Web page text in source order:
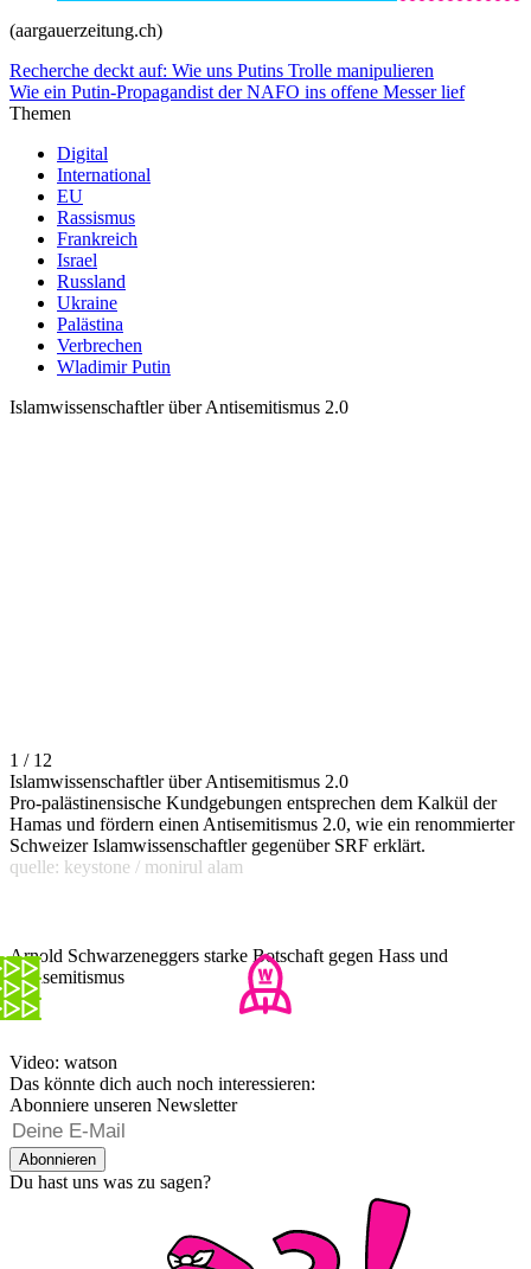
(aargauerzeitung.ch)
Recherche deckt auf: Wie uns Putins Trolle manipulieren
Wie ein Putin-Propagandist der NAFO ins offene Messer lief
Themen
Digital
International
EU
Rassismus
Frankreich
Israel
Russland
Ukraine
Palästina
Verbrechen
Wladimir Putin
Islamwissenschaftler über Antisemitismus 2.0
1 / 12
Islamwissenschaftler über Antisemitismus 2.0
Pro-palästinensische Kundgebungen entsprechen dem Kalkül der
Hamas und fördern einen Antisemitismus 2.0, wie ein renommierter
Schweizer Islamwissenschaftler gegenüber SRF erklärt.
quelle: keystone / monirul alam
Arnold Schwarzeneggers starke Botschaft gegen Hass und
Antisemitismus
Video: watson
Das könnte dich auch noch interessieren:
Abonniere unseren Newsletter
Abonnieren
Du hast uns was zu sagen?